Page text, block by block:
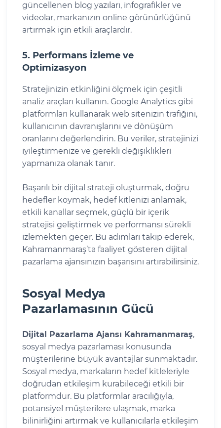
güncellenen blog yazıları, infografikler ve
videolar, markanızın online görünürlüğünü
artırmak için etkili araçlardır.
5. Performans İzleme ve
Optimizasyon
Stratejinizin etkinliğini ölçmek için çeşitli
analiz araçları kullanın. Google Analytics gibi
platformları kullanarak web sitenizin trafiğini,
kullanıcının davranışlarını ve dönüşüm
oranlarını değerlendirin. Bu veriler, stratejinizi
iyileştirmenize ve gerekli değişiklikleri
yapmanıza olanak tanır.
Başarılı bir dijital strateji oluşturmak, doğru
hedefler koymak, hedef kitlenizi anlamak,
etkili kanallar seçmek, güçlü bir içerik
stratejisi geliştirmek ve performansı sürekli
izlemekten geçer. Bu adımları takip ederek,
Kahramanmaraş’ta faaliyet gösteren dijital
pazarlama ajansınızın başarısını artırabilirsiniz.
Sosyal Medya
Pazarlamasının Gücü
Dijital Pazarlama Ajansı Kahramanmaraş,
sosyal medya pazarlaması konusunda
müşterilerine büyük avantajlar sunmaktadır.
Sosyal medya, markaların hedef kitleleriyle
doğrudan etkileşim kurabileceği etkili bir
platformdur. Bu platformlar aracılığıyla,
potansiyel müşterilere ulaşmak, marka
bilinirliğini artırmak ve kullanıcılarla etkileşim